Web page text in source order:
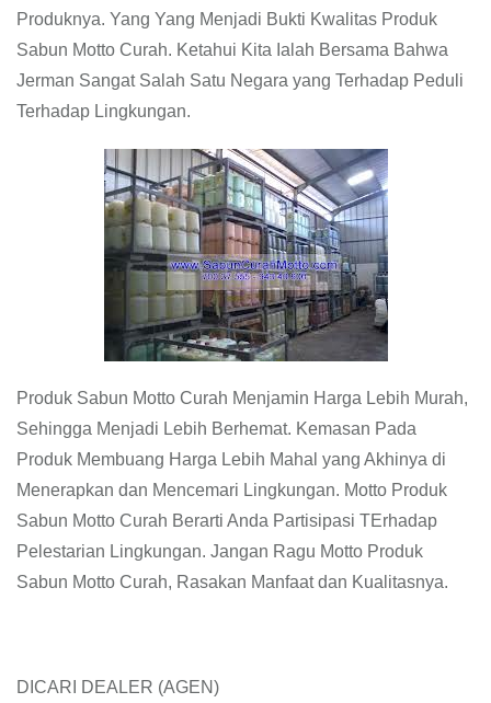
Produknya. Yang Yang Menjadi Bukti Kwalitas Produk
Sabun Motto Curah. Ketahui Kita Ialah Bersama Bahwa
Jerman Sangat Salah Satu Negara yang Terhadap Peduli
Terhadap Lingkungan.
Produk Sabun Motto Curah Menjamin Harga Lebih Murah,
Sehingga Menjadi Lebih Berhemat. Kemasan Pada
Produk Membuang Harga Lebih Mahal yang Akhinya di
Menerapkan dan Mencemari Lingkungan. Motto Produk
Sabun Motto Curah Berarti Anda Partisipasi TErhadap
Pelestarian Lingkungan. Jangan Ragu Motto Produk
Sabun Motto Curah, Rasakan Manfaat dan Kualitasnya.
DICARI DEALER (AGEN)